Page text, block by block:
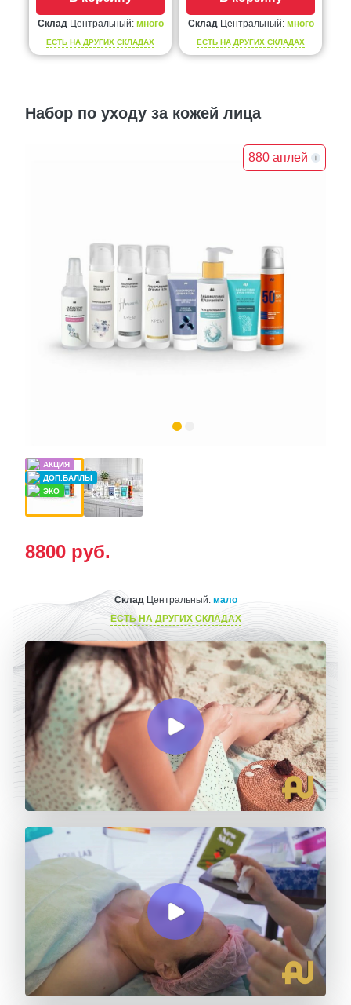
СкладЦентральный: много
ЕСТЬ НА ДРУГИХ СКЛАДАХ
СкладЦентральный: много
ЕСТЬ НА ДРУГИХ СКЛАДАХ
Набор по уходу за кожей лица
880 аплей
8800 руб.
СкладЦентральный: мало
ЕСТЬ НА ДРУГИХ СКЛАДАХ